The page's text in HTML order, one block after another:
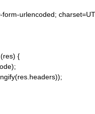
form-urlencoded;
{